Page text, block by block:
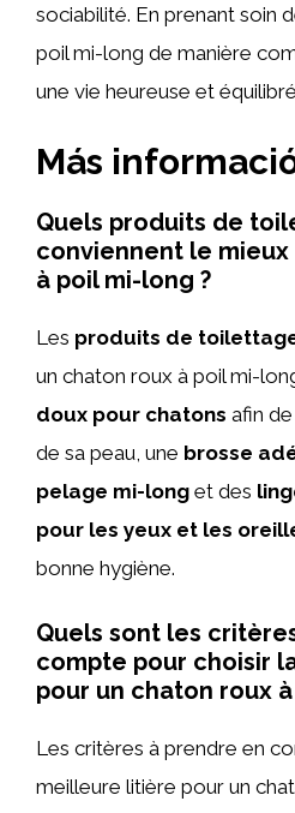
sociabilité. En prenant soin
poil mi-long de manière
une vie heureuse et
Más
Quels produits de
conviennent le
à poil mi-long ?
Les produits de
un chaton roux à poil mi-
doux pour chatons afin
de sa peau, une brosse
pelage mi-long et des
pour les yeux et les
bonne hygiène.
Quels sont les
compte pour choisir
pour un chaton roux
Les critères à prendre en
meilleure litière pour un